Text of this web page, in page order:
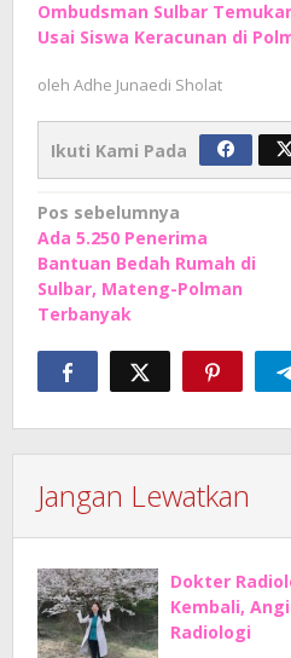
Ombudsman Sulbar
Usai Siswa Keracunan di
oleh Adhe Junaedi Sholat
Ikuti Kami Pada
Navigasi
pos
Pos sebelumnya
Ada 5.250 Penerima
Bantuan Bedah Rumah di
Sulbar, Mateng-Polman
Terbanyak
Jangan Lewatkan
Dokter
Kembali,
Radiologi